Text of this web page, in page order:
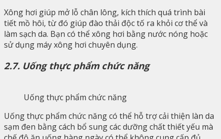
Xông hơi giúp mở lỗ chân lông, kích thích quá trình bài
tiết mồ hôi, từ đó giúp đào thải độc tố ra khỏi cơ thể và
làm sạch da. Bạn có thể xông hơi bằng nước nóng hoặc
sử dụng máy xông hơi chuyên dụng.
2.7. Uống thực phẩm chức năng
Uống thực phẩm chức năng
Uống thực phẩm chức năng có thể hỗ trợ cải thiện làn da
sạm đen bằng cách bổ sung các dưỡng chất thiết yếu mà